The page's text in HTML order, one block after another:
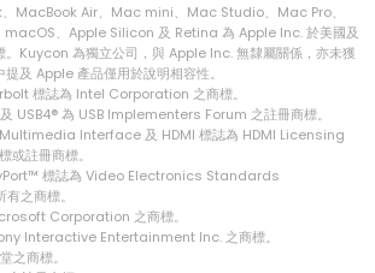
MacBook Air、Mac mini、Mac Studio、Mac Pro、
、Apple Silicon 及 Retina 為 Apple Inc. 於美國及
。Kuycon 為獨立公司，與 Apple Inc. 無隸屬關係，亦未獲
及 Apple 產品僅用於說明相容性。
標誌為 Intel Corporation 之商標。
USB4® 為 USB Implementers Forum 之註冊商標。
Interface 及 HDMI 標誌為 HDMI Licensing
註冊商標。
標誌為 Video Electronics Standards
之商標。
Corporation 之商標。
Interactive Entertainment Inc. 之商標。
商標。